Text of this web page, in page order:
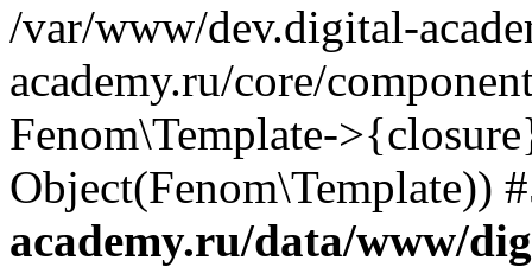
/var/www/dev.digital-
academy.ru/core/
Fenom\Template-
Object(Fenom\Template))
academy.ru/data/www/